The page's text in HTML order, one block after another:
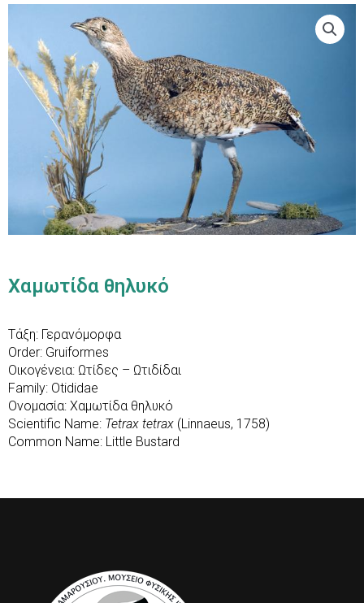
Χαμωτίδα θηλυκό
Τάξη: Γερανόμορφα
Order: Gruiformes
Οικογένεια: Ωτίδες – Ωτιδίδαι
Family: Otididae
Ονομασία: Χαμωτίδα θηλυκό
Scientific Name: Tetrax tetrax (Linnaeus, 1758)
Common Name: Little Bustard